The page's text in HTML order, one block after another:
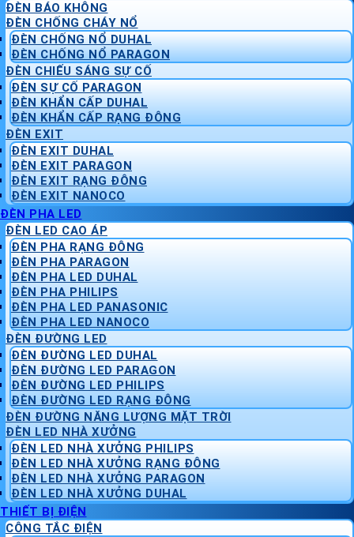
ĐÈN BÁO KHÔNG
ĐÈN CHỐNG CHÁY NỔ
ĐÈN CHỐNG NỔ DUHAL
ĐÈN CHỐNG NỔ PARAGON
ĐÈN CHIẾU SÁNG SỰ CỐ
ĐÈN SỰ CỐ PARAGON
ĐÈN KHẨN CẤP DUHAL
ĐÈN KHẨN CẤP RẠNG ĐÔNG
ĐÈN EXIT
ĐÈN EXIT DUHAL
ĐÈN EXIT PARAGON
ĐÈN EXIT RẠNG ĐÔNG
ĐÈN EXIT NANOCO
ĐÈN PHA LED
ĐÈN LED CAO ÁP
ĐÈN PHA RẠNG ĐÔNG
ĐÈN PHA PARAGON
ĐÈN PHA LED DUHAL
ĐÈN PHA PHILIPS
ĐÈN PHA LED PANASONIC
ĐÈN PHA LED NANOCO
ĐÈN ĐƯỜNG LED
ĐÈN ĐƯỜNG LED DUHAL
ĐÈN ĐƯỜNG LED PARAGON
ĐÈN ĐƯỜNG LED PHILIPS
ĐÈN ĐƯỜNG LED RẠNG ĐÔNG
ĐÈN ĐƯỜNG NĂNG LƯỢNG MẶT TRỜI
ĐÈN LED NHÀ XƯỞNG
ĐÈN LED NHÀ XƯỞNG PHILIPS
ĐÈN LED NHÀ XƯỞNG RẠNG ĐÔNG
ĐÈN LED NHÀ XƯỞNG PARAGON
ĐÈN LED NHÀ XƯỞNG DUHAL
THIẾT BỊ ĐIỆN
CÔNG TẮC ĐIỆN